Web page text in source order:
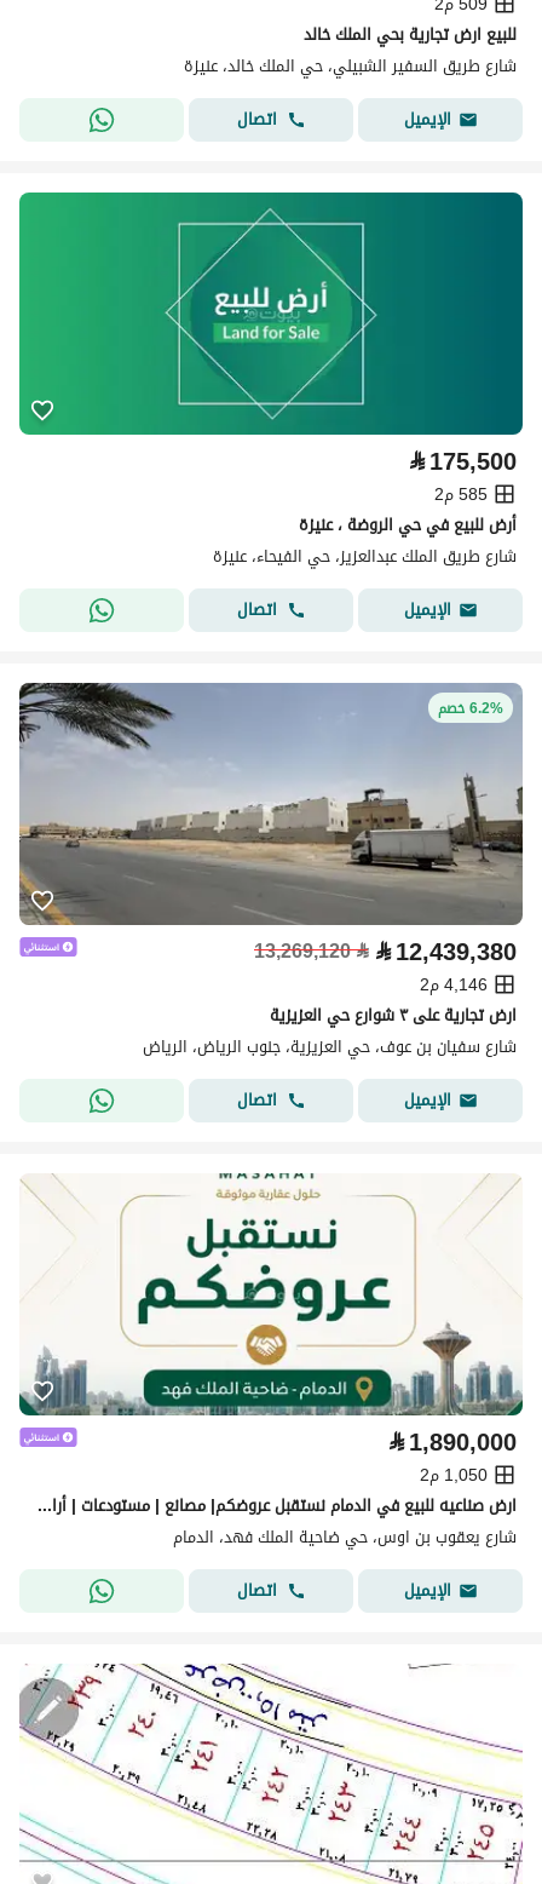
للبيع ارض تجارية بحي الملك خالد
شارع طريق السفير الشبيلي، حي الملك خالد، عنيزة
الإيميل
اتصال
⃁175,500
585 م2
أرض للبيع في حي الروضة ، عنيزة
شارع طريق الملك عبدالعزيز، حي الفيحاء، عنيزة
الإيميل
اتصال
6.2% خصم
⃁12,439,380
⃁
13,269,120
4,146 م2
ارض تجارية على ٣ شوارع حي العزيزية
شارع سفيان بن عوف، حي العزيزية، جنوب الرياض، الرياض
الإيميل
اتصال
⃁1,890,000
1,050 م2
ارض صناعيه للبيع في الدمام نستقبل عروضكم| مصانع | مستودعات | أراضٍي | عقارات صناعية.
شارع يعقوب بن اوس، حي ضاحية الملك فهد، الدمام
الإيميل
اتصال